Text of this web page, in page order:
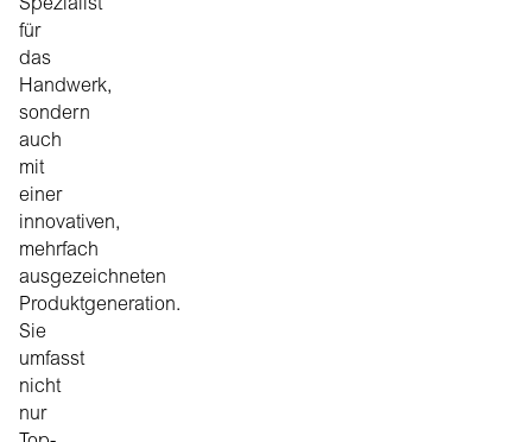
Spezialist
für
das
Handwerk,
sondern
auch
mit
einer
innovativen,
mehrfach
ausgezeichneten
Produktgeneration.
Sie
umfasst
nicht
nur